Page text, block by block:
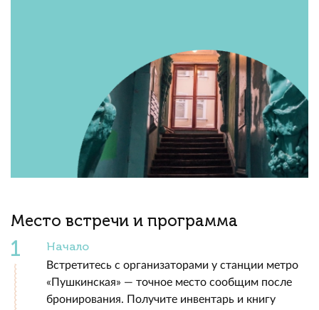
Место встречи и программа
Начало
Встретитесь с организаторами у станции метро
«Пушкинская» — точное место сообщим после
бронирования. Получите инвентарь и книгу